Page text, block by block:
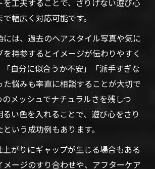
幅広く対応可能です。
には、過去のヘアスタイル写真や気に
持参するとイメージが伝わりやすく
自分に似合うか不安」「派手すぎな
た悩みも率直に相談することが大切で
メッシュでナチュラルさを残しつ
い色を入れることで、遊び心をさり
いう成功例もあります。
がりにギャップが生じる場合もある
メージのすり合わせや、アフターケア